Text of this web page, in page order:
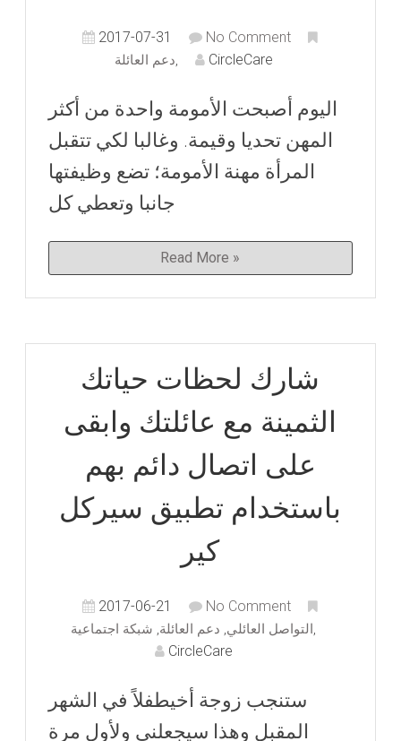
2017-07-31 No Comment
دعم العائلة, CircleCare
اليوم أصبحت الأمومة واحدة من أكثر
المهن تحديا وقيمة. وغالبا لكي تتقبل
المرأة مهنة الأمومة؛ تضع وظيفتها
جانبا وتعطي كل
Read More »
شارك لحظات حياتك
الثمينة مع عائلتك وابقى
على اتصال دائم بهم
باستخدام تطبيق سيركل
كير
2017-06-21 No Comment
التواصل العائلي, دعم العائلة, شبكة اجتماعية ,
CircleCare
ستنجب زوجة أخيطفلاً في الشهر
المقبل وهذا سيجعلني ولأول مرة